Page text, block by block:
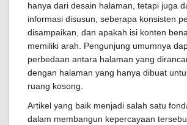
hanya dari desain halaman, tetapi juga
informasi disusun, seberapa konsisten
disampaikan, dan apakah isi konten
memiliki arah. Pengunjung umumnya
perbedaan antara halaman yang
dengan halaman yang hanya dibuat
ruang kosong.
Artikel yang baik menjadi salah satu
dalam membangun kepercayaan